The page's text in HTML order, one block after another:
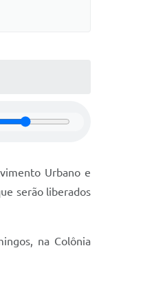
Urbano e
serão liberados
na Colônia